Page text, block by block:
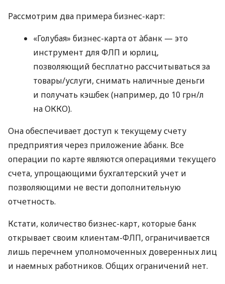
Рассмотрим два примера бизнес-карт:
«Голубая» бизнес-карта от àбанк — это
инструмент для ФЛП и юрлиц,
позволяющий бесплатно рассчитываться за
товары/услуги, снимать наличные деньги
и получать кэшбек (например, до 10 грн/л
на ОККО).
Она обеспечивает доступ к текущему счету
предприятия через приложение àбанк. Все
операции по карте являются операциями текущего
счета, упрощающими бухгалтерский учет и
позволяющими не вести дополнительную
отчетность.
Кстати, количество бизнес-карт, которые банк
открывает своим клиентам-ФЛП, ограничивается
лишь перечнем уполномоченных доверенных лиц
и наемных работников. Общих ограничений нет.